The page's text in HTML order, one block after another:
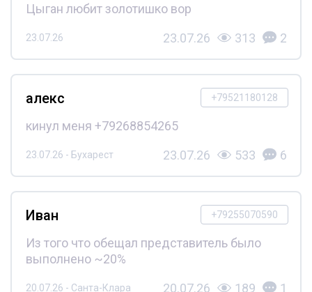
Цыган любит золотишко вор
23.07.26 23.07.26 313 2
+79521180128
алекс
кинул меня +79268854265
23.07.26 - Бухарест 23.07.26 533 6
+79255070590
Иван
Из того что обещал представитель было
выполнено ~20%
20.07.26 - Санта-Клара 20.07.26 189 1